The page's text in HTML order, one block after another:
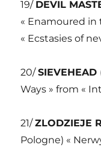
19/ DEVIL
« Enamoured in
« Ecstasies of
20/SIEVEHEAD
Ways » from «
21/ZLODZIEJE
Pologne) «